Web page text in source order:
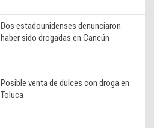
Dos estadounidenses denunciaron
haber sido drogadas en Cancún
Posible venta de dulces con droga en
Toluca